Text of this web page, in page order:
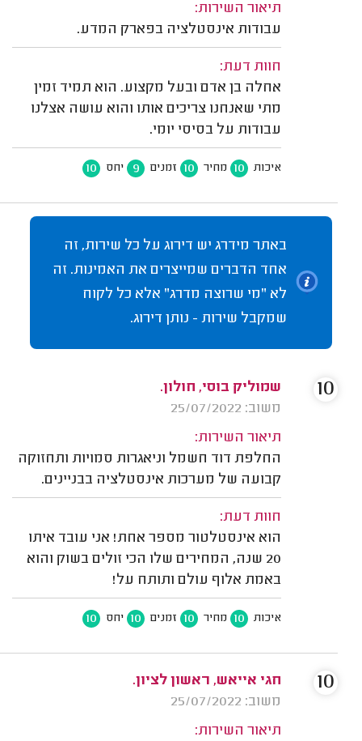
תיאור השירות:
עבודות אינסטלציה בפארק המדע.
חוות דעת:
אחלה בן אדם ובעל מקצוע. הוא תמיד זמין
מתי שאנחנו צריכים אותו והוא עושה אצלנו
עבודות על בסיסי יומי.
איכות 10 מחיר 10 זמנים 9 יחס 10
באתר מידרג יש דירוג על כל שירות, זה
אחד הדברים שמייצרים את האמינות. זה
לא "מי שרוצה מדרג" אלא כל לקוח
שמקבל שירות - נותן דירוג.
שמוליק בוסי, חולון.
משוב: 25/07/2022
תיאור השירות:
החלפת דוד חשמל וניאגרות סמויות ותחזוקה
קבועה של מערכות אינסטלציה בבניינים.
חוות דעת:
הוא אינסטלטור מספר אחת! אני עובד איתו
20 שנה, המחירים שלו הכי זולים בשוק והוא
באמת אלוף עולם ותותח על!
איכות 10 מחיר 10 זמנים 10 יחס 10
10
חגי אייאש, ראשון לציון.
משוב: 25/07/2022
תיאור השירות:
10